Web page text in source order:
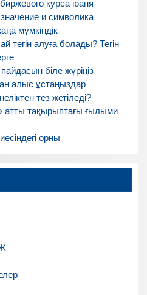
курса юаня
и символика
мүмкіндік
тегін алуға болады? Тегін
біле жүріңіз
алыс ұстаңыздар
тез жетіледі?
атты тақырыптағы ғылыми
орны